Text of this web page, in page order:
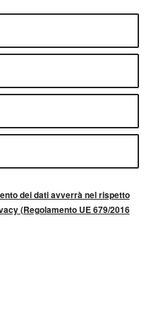
dei dati avverrà nel rispetto
(Regolamento UE 679/2016